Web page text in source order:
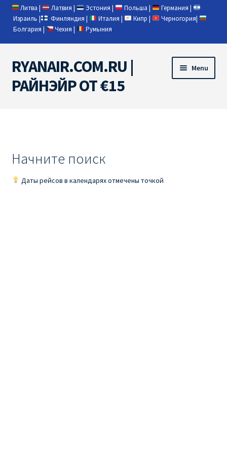
Литва | Латвия | Эстония | Польша | Германия |
Израиль | Финляндия | Италия | Кипр | Черногория|
Болгария | Чехия | Румыния
Skip
to
navigation
Skip
to
content
RYANAIR.COM.RU |
РАЙНЭЙР ОТ €15
Menu
RYANAIR PL ОТ € 9
Начните поиск
Даты рейсов в календарях отмечены точкой